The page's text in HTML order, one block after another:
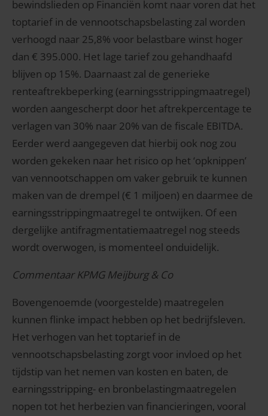
bewindslieden op Financiën komt naar voren dat het
toptarief in de vennootschapsbelasting zal worden
verhoogd naar 25,8% voor belastbare winst hoger
dan € 395.000. Het lage tarief zou gehandhaafd
blijven op 15%. Daarnaast zal de generieke
renteaftrekbeperking (earningsstrippingmaatregel)
worden aangescherpt door het aftrekpercentage te
verlagen van 30% naar 20% van de fiscale EBITDA.
Eerder werd aangegeven dat hierbij ook nog zou
worden gekeken naar het risico op het ‘opknippen’
van vennootschappen om vaker gebruik te kunnen
maken van de drempel (€ 1 miljoen) en daarmee de
earningsstrippingmaatregel te ontwijken. Of een
dergelijke antifragmentatiemaatregel nog steeds
wordt overwogen, is momenteel onduidelijk.
Commentaar KPMG Meijburg & Co
Bovengenoemde (voorgestelde) maatregelen
kunnen flinke impact hebben op het bedrijfsleven.
Het verhogen van het toptarief in de
vennootschapsbelasting zorgt voor invloed op het
tijdstip van het nemen van kosten en baten, de
earningsstripping- en bronbelastingmaatregelen
nopen tot het herbezien van financieringen, vooral